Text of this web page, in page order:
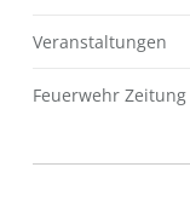
Veranstaltungen
Feuerwehr Zeitung